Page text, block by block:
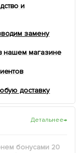
и
замену
нашем магазине
доставку
Детальнее→
бонусами 20